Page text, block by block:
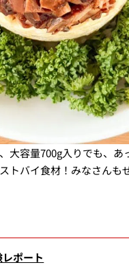
大容量700g入りでも、
トバイ食材！みなさんも
ポート